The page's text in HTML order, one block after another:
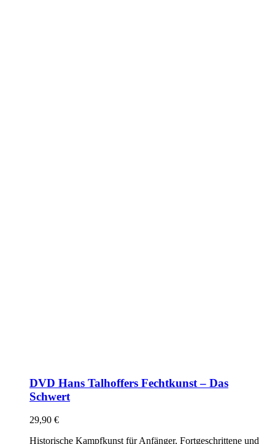
DVD Hans Talhoffers Fechtkunst – Das
Schwert
29,90 €
Historische Kampfkunst für Anfänger, Fortgeschrittene und